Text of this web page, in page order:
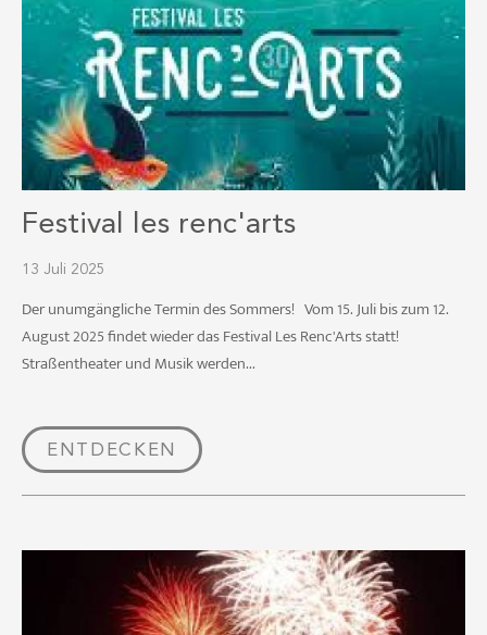
Festival les renc'arts
13 Juli 2025
Der unumgängliche Termin des Sommers! Vom 15. Juli bis zum 12.
August 2025 findet wieder das Festival Les Renc'Arts statt!
Straßentheater und Musik werden...
ENTDECKEN